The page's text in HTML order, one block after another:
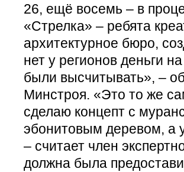
26, ещё восемь – в
«Стрелка» – ребята
архитектурное бюро,
нет у регионов деньги
были высчитывать», –
Минстроя. «Это то же
сделаю концепт с
эбонитовым деревом, а
– считает член
должна была